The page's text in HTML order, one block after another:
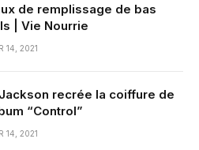
de remplissage de bas
| Vie Nourrie
14, 2021
recrée la coiffure de
“Control”
14, 2021